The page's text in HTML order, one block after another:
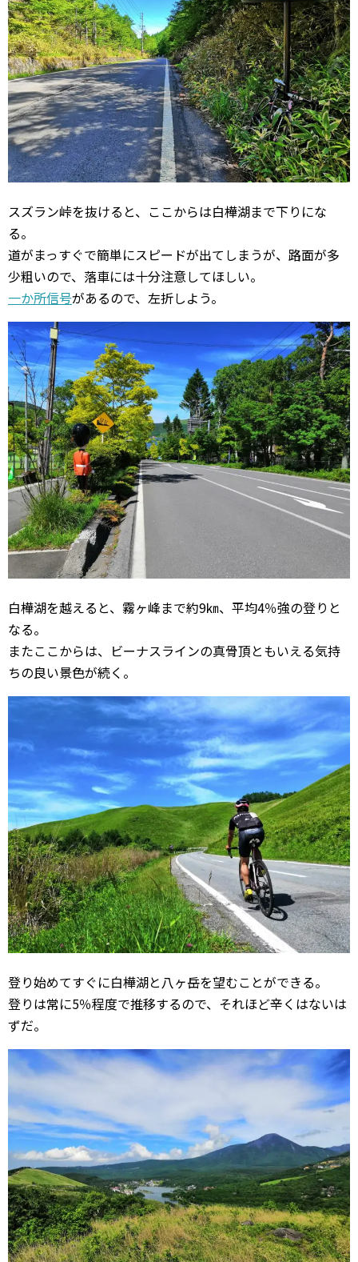
スズラン峠を抜けると、ここからは白樺湖まで下りにな
る。
道がまっすぐで簡単にスピードが出てしまうが、路面が多
少粗いので、落車には十分注意してほしい。
一か所信号があるので、左折しよう。
白樺湖を越えると、霧ヶ峰まで約9㎞、平均4％強の登りと
なる。
またここからは、ビーナスラインの真骨頂ともいえる気持
ちの良い景色が続く。
登り始めてすぐに白樺湖と八ヶ岳を望むことができる。
登りは常に5％程度で推移するので、それほど辛くはないは
ずだ。